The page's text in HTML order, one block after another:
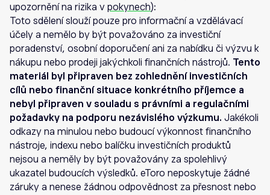
upozornění na rizika v pokynech):
Toto sdělení slouží pouze pro informační a vzdělávací
účely a nemělo by být považováno za investiční
poradenství, osobní doporučení ani za nabídku či výzvu k
nákupu nebo prodeji jakýchkoli finančních nástrojů. Tento
materiál byl připraven bez zohlednění investičních
cílů nebo finanční situace konkrétního příjemce a
nebyl připraven v souladu s právními a regulačními
požadavky na podporu nezávislého výzkumu. Jakékoli
odkazy na minulou nebo budoucí výkonnost finančního
nástroje, indexu nebo balíčku investičních produktů
nejsou a neměly by být považovány za spolehlivý
ukazatel budoucích výsledků. eToro neposkytuje žádné
záruky a nenese žádnou odpovědnost za přesnost nebo